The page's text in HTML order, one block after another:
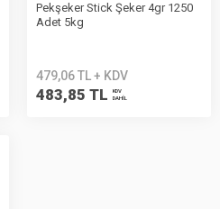
Pekşeker Stick Şeker 4gr 1250
Adet 5kg
479,06 TL + KDV
483,85 TL
KDV
DAHİL